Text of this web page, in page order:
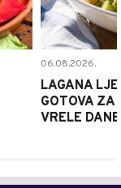
06.08.2026.
LAGANA
GOTOVA ZA
VRELE DANE